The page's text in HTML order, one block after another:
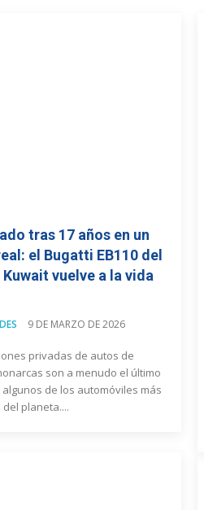
tras 17 años en un
el Bugatti EB110 del
Kuwait vuelve a la vida
9 DE MARZO DE 2026
privadas de autos de
son a menudo el último
de los automóviles más
planeta....